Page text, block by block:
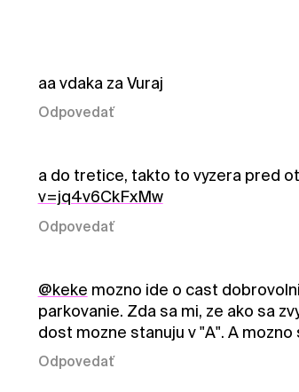
aa vdaka za Vuraj
Odpovedať
a do tretice, takto to vyzera pred
v=jq4v6CkFxMw
Odpovedať
@keke mozno ide o cast
parkovanie. Zda sa mi, ze ako sa
dost mozne stanuju v "A". A mozno
Odpovedať